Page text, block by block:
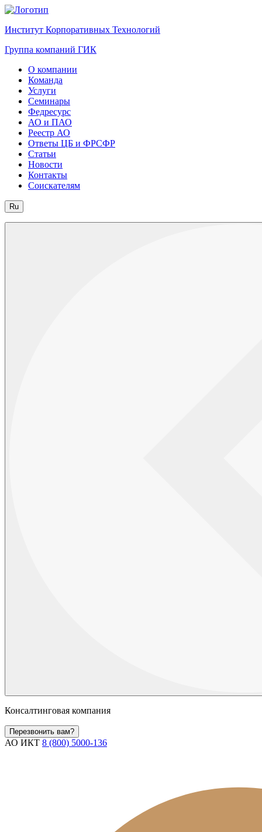
Институт Корпоративных Технологий
Группа компаний ГИК
О компании
Команда
Услуги
Семинары
Федресурс
АО и ПАО
Реестр АО
Ответы ЦБ и ФРСФР
Статьи
Новости
Контакты
Соискателям
Ru
Консалтинговая компания
Перезвонить вам?
АО ИКТ 8 (800) 5000-136